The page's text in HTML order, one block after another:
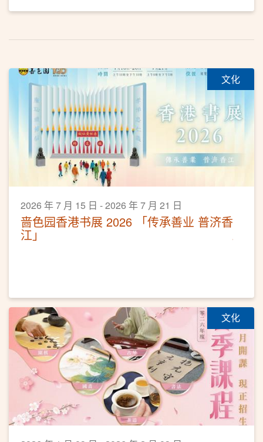
文化
2026 年 7 月 15 日 - 2026 年 7 月 21 日
啬色园香港书展 2026 「传承善业 普济香
江」
文化